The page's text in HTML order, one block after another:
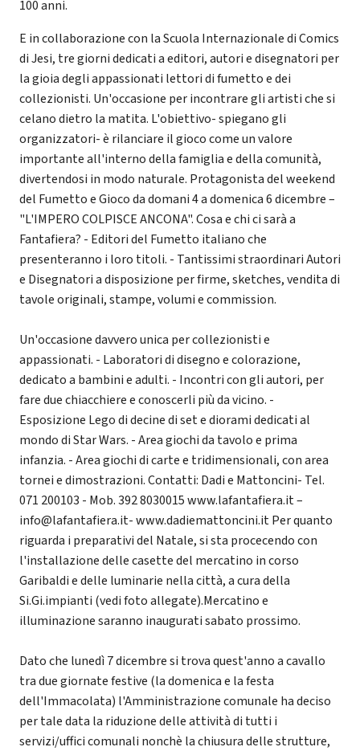
100 anni.
E in collaborazione con la Scuola Internazionale di Comics
di Jesi, tre giorni dedicati a editori, autori e disegnatori per
la gioia degli appassionati lettori di fumetto e dei
collezionisti. Un'occasione per incontrare gli artisti che si
celano dietro la matita. L'obiettivo- spiegano gli
organizzatori- è rilanciare il gioco come un valore
importante all'interno della famiglia e della comunità,
divertendosi in modo naturale. Protagonista del weekend
del Fumetto e Gioco da domani 4 a domenica 6 dicembre –
"L'IMPERO COLPISCE ANCONA". Cosa e chi ci sarà a
Fantafiera? - Editori del Fumetto italiano che
presenteranno i loro titoli. - Tantissimi straordinari Autori
e Disegnatori a disposizione per firme, sketches, vendita di
tavole originali, stampe, volumi e commission.
Un'occasione davvero unica per collezionisti e
appassionati. - Laboratori di disegno e colorazione,
dedicato a bambini e adulti. - Incontri con gli autori, per
fare due chiacchiere e conoscerli più da vicino. -
Esposizione Lego di decine di set e diorami dedicati al
mondo di Star Wars. - Area giochi da tavolo e prima
infanzia. - Area giochi di carte e tridimensionali, con area
tornei e dimostrazioni. Contatti: Dadi e Mattoncini- Tel.
071 200103 - Mob. 392 8030015 www.lafantafiera.it –
info@lafantafiera.it- www.dadiemattoncini.it Per quanto
riguarda i preparativi del Natale, si sta procecendo con
l'installazione delle casette del mercatino in corso
Garibaldi e delle luminarie nella città, a cura della
Si.Gi.impianti (vedi foto allegate).Mercatino e
illuminazione saranno inaugurati sabato prossimo.
Dato che lunedì 7 dicembre si trova quest'anno a cavallo
tra due giornate festive (la domenica e la festa
dell'Immacolata) l'Amministrazione comunale ha deciso
per tale data la riduzione delle attività di tutti i
servizi/uffici comunali nonchè la chiusura delle strutture,